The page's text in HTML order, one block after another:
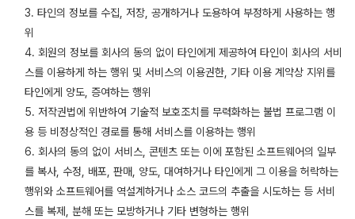
3. 타인의 정보를 수집, 저장, 공개하거나 도용하여 부정하게 사용하는 행
위
4. 회원의 정보를 회사의 동의 없이 타인에게 제공하여 타인이 회사의 서비
스를 이용하게 하는 행위 및 서비스의 이용권한, 기타 이용 계약상 지위를
타인에게 양도, 증여하는 행위
5. 저작권법에 위반하여 기술적 보호조치를 무력화하는 불법 프로그램 이
용 등 비정상적인 경로를 통해 서비스를 이용하는 행위
6. 회사의 동의 없이 서비스, 콘텐츠 또는 이에 포함된 소프트웨어의 일부
를 복사, 수정, 배포, 판매, 양도, 대여하거나 타인에게 그 이용을 허락하는
행위와 소프트웨어를 역설계하거나 소스 코드의 추출을 시도하는 등 서비
스를 복제, 분해 또는 모방하거나 기타 변형하는 행위